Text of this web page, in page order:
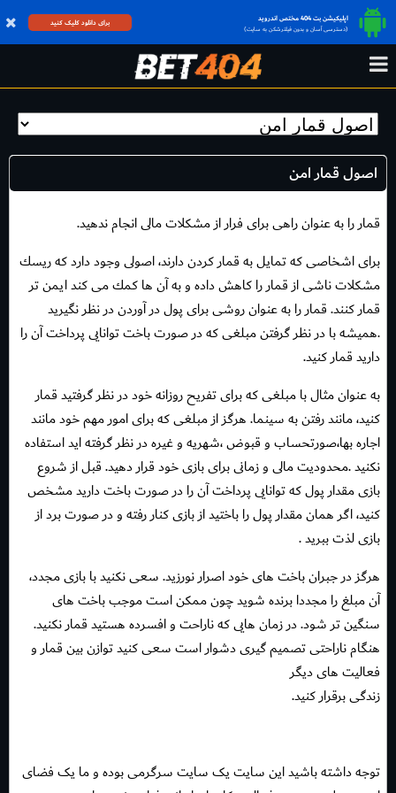
اپلیکیشن بت 404 مختص اندروید
(دسترسی آسان و بدون فیلترشکن به سایت)
برای دانلود کلیک کنید
اصول قمار امن
قمار را به عنوان راهى براى فرار از مشكلات مالى انجام ندهيد.
براى اشخاصى كه تمايل به قمار كردن دارند، اصولى وجود دارد كه ريسك
مشكلات ناشى از قمار را كاهش داده و به آن ها كمك مى كند ايمن تر
قمار كنند. قمار را به عنوان روشى براى پول در آوردن در نظر نگيريد
.هميشه با در نظر گرفتن مبلغى كه در صورت باخت توانايى پرداخت آن را
داريد قمار كنيد.
به عنوان مثال با مبلغى كه براى تفريح روزانه خود در نظر گرفتيد قمار
كنيد، مانند رفتن به سينما. هرگز از مبلغى كه براى امور مهم خود مانند
اجاره بها،صورتحساب و قبوض ،شهريه و غيره در نظر گرفته اید استفاده
نكنيد .محدوديت مالى و زمانى براى بازى خود قرار دهيد. قبل از شروع
بازى مقدار پول كه توانايى پرداخت آن را در صورت باخت داريد مشخص
كنيد، اگر همان مقدار پول را باختيد از بازى كنار رفته و در صورت برد از
بازى لذت ببريد .
هرگز در جبران باخت هاى خود اصرار نورزيد. سعى نكنيد با بازی مجدد،
آن مبلغ را مجددا برنده شويد چون ممكن است موجب باخت هاى
سنگين تر شود. در زمان هايى كه ناراحت و افسرده هستيد قمار نكنيد.
هنگام ناراحتى تصميم گيرى دشوار است سعى كنيد توازن بين قمار و
فعاليت هاى ديگر
زندگى برقرار كنيد.
توجه داشته باشید این سایت یک سایت سرگرمی بوده و ما یک فضای